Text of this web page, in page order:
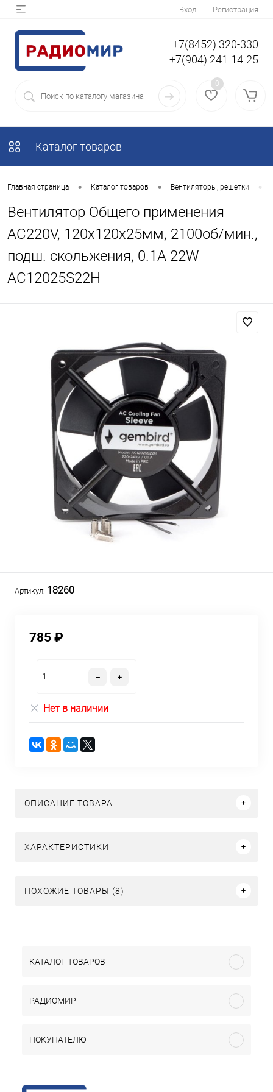
Вход Регистрация
+7(8452) 320-330
+7(904) 241-14-25
0
Каталог товаров
Главная страница • Каталог товаров • Вентиляторы, решетки •
Вентилятор Общего применения
AC220V, 120x120x25мм, 2100об/мин.,
подш. скольжения, 0.1A 22W
AC12025S22H
Артикул: 18260
785 ₽
Нет в наличии
ОПИСАНИЕ ТОВАРА
ХАРАКТЕРИСТИКИ
ПОХОЖИЕ ТОВАРЫ (8)
КАТАЛОГ ТОВАРОВ
РАДИОМИР
ПОКУПАТЕЛЮ